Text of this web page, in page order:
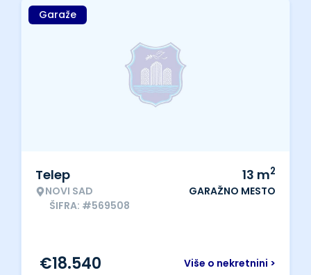
Garaže
Telep
NOVI SAD
ŠIFRA: #569508
13 m2
GARAŽNO MESTO
Više o nekretnini >
€18.540